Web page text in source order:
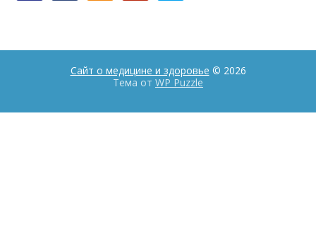
Сайт о медицине и здоровье © 2026
Тема от WP Puzzle